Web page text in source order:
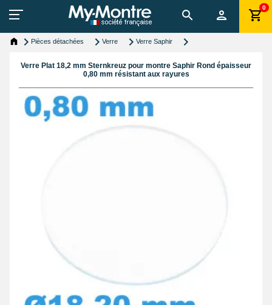
0
Pièces détachées Verre Verre Saphir
Verre Plat 18,2 mm Sternkreuz pour montre Saphir Rond épaisseur
0,80 mm résistant aux rayures